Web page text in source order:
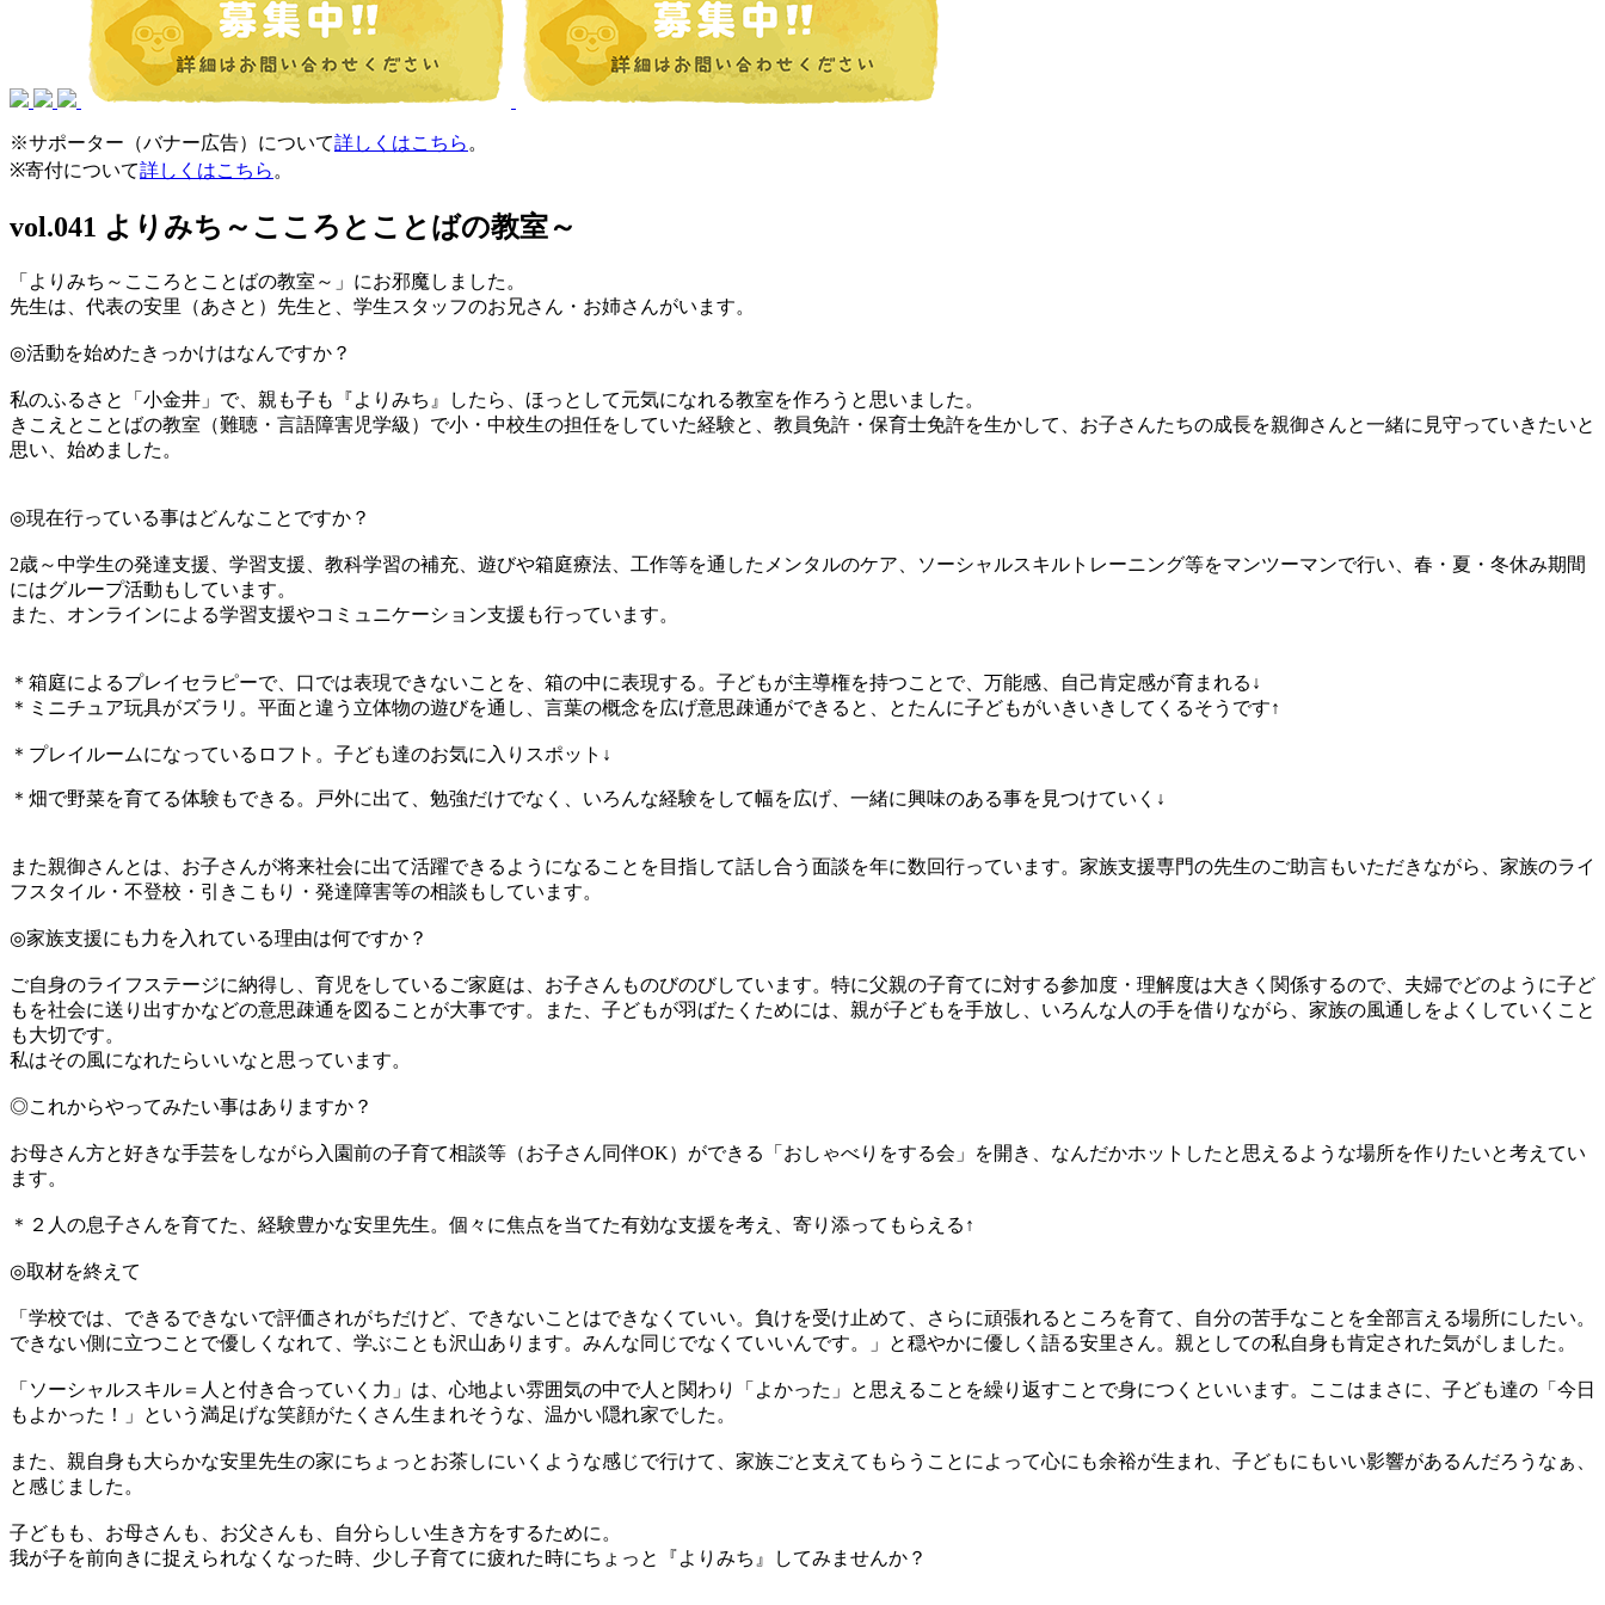
※サポーター（バナー広告）について詳しくはこちら 。
※寄付について詳しくはこちら 。
vol.041 よりみち～こころとことばの教室～
「よりみち～こころとことばの教室～」にお邪魔しました。
先生は、代表の安里（あさと）先生と、学生スタッフのお兄さん・お姉さんがいます。
◎活動を始めたきっかけはなんですか？
私のふるさと「小金井」で、親も子も『よりみち』したら、ほっとして元気になれる教室を作ろうと思いました。
きこえとことばの教室（難聴・言語障害児学級）で小・中校生の担任をしていた経験と、教員免許・保育士免許を生かして、お子さんたちの成長を親御さんと一緒に見守っていきたいと
思い、始めました。
◎現在行っている事はどんなことですか？
2歳～中学生の発達支援、学習支援、教科学習の補充、遊びや箱庭療法、工作等を通したメンタルのケア、ソーシャルスキルトレーニング等をマンツーマンで行い、春・夏・冬休み期間
にはグループ活動もしています。
また、オンラインによる学習支援やコミュニケーション支援も行っています。
＊箱庭によるプレイセラピーで、口では表現できないことを、箱の中に表現する。子どもが主導権を持つことで、万能感、自己肯定感が育まれる↓
＊ミニチュア玩具がズラリ。平面と違う立体物の遊びを通し、言葉の概念を広げ意思疎通ができると、とたんに子どもがいきいきしてくるそうです↑
＊プレイルームになっているロフト。子ども達のお気に入りスポット↓
＊畑で野菜を育てる体験もできる。戸外に出て、勉強だけでなく、いろんな経験をして幅を広げ、一緒に興味のある事を見つけていく↓
また親御さんとは、お子さんが将来社会に出て活躍できるようになることを目指して話し合う面談を年に数回行っています。家族支援専門の先生のご助言もいただきながら、家族のライ
フスタイル・不登校・引きこもり・発達障害等の相談もしています。
◎家族支援にも力を入れている理由は何ですか？
ご自身のライフステージに納得し、育児をしているご家庭は、お子さんものびのびしています。特に父親の子育てに対する参加度・理解度は大きく関係するので、夫婦でどのように子ど
もを社会に送り出すかなどの意思疎通を図ることが大事です。また、子どもが羽ばたくためには、親が子どもを手放し、いろんな人の手を借りながら、家族の風通しをよくしていくこと
も大切です。
私はその風になれたらいいなと思っています。
◎これからやってみたい事はありますか？
お母さん方と好きな手芸をしながら入園前の子育て相談等（お子さん同伴OK）ができる「おしゃべりをする会」を開き、なんだかホットしたと思えるような場所を作りたいと考えてい
ます。
＊２人の息子さんを育てた、経験豊かな安里先生。個々に焦点を当てた有効な支援を考え、寄り添ってもらえる↑
◎取材を終えて
「学校では、できるできないで評価されがちだけど、できないことはできなくていい。負けを受け止めて、さらに頑張れるところを育て、自分の苦手なことを全部言える場所にしたい。
できない側に立つことで優しくなれて、学ぶことも沢山あります。みんな同じでなくていいんです。」と穏やかに優しく語る安里さん。親としての私自身も肯定された気がしました。
「ソーシャルスキル＝人と付き合っていく力」は、心地よい雰囲気の中で人と関わり「よかった」と思えることを繰り返すことで身につくといいます。ここはまさに、子ども達の「今日
もよかった！」という満足げな笑顔がたくさん生まれそうな、温かい隠れ家でした。
また、親自身も大らかな安里先生の家にちょっとお茶しにいくような感じで行けて、家族ごと支えてもらうことによって心にも余裕が生まれ、子どもにもいい影響があるんだろうなぁ、
と感じました。
子どもも、お母さんも、お父さんも、自分らしい生き方をするために。
我が子を前向きに捉えられなくなった時、少し子育てに疲れた時にちょっと『よりみち』してみませんか？